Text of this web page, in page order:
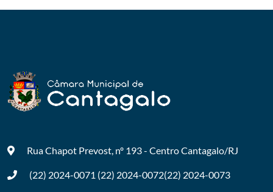
Rua Chapot Prevost, nº 193 - CentroCantagalo/RJ
(22) 2024-0071 (22) 2024-0072(22) 2024-0073